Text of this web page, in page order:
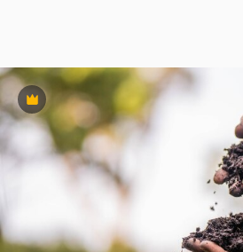
Premium